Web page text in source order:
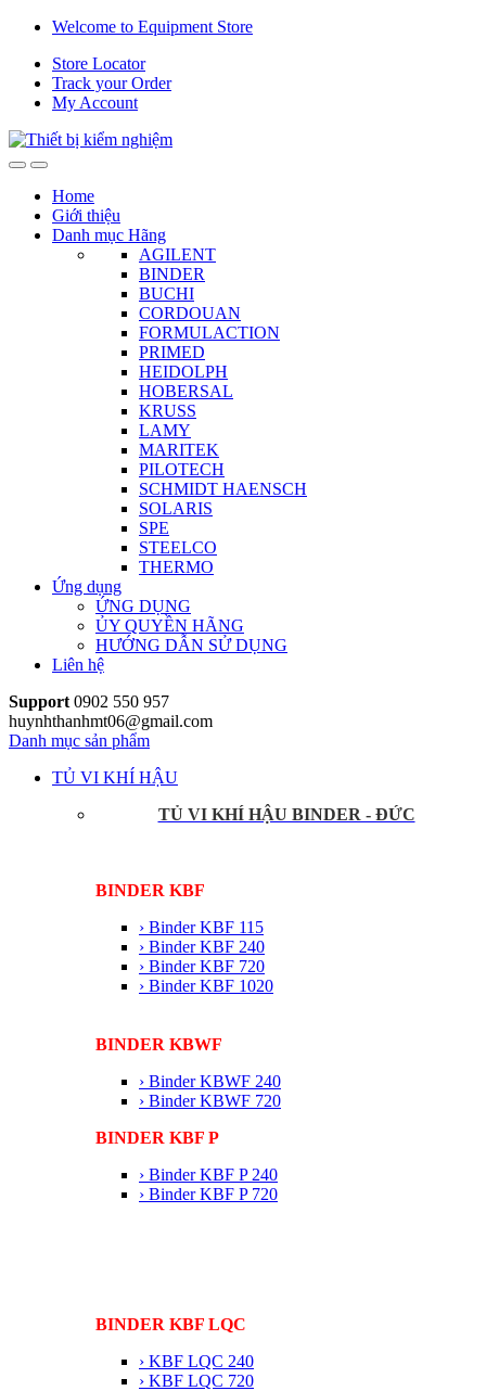
Skip
navigation
Skip
content
Welcome to Equipment Store
Store Locator
Track your Order
My Account
Home
Giới thiệu
Danh mục Hãng
AGILENT
BINDER
BUCHI
CORDOUAN
FORMULACTION
PRIMED
HEIDOLPH
HOBERSAL
KRUSS
LAMY
MARITEK
PILOTECH
SCHMIDT HAENSCH
SOLARIS
SPE
STEELCO
THERMO
Ứng dụng
ỨNG DỤNG
ỦY QUYỀN HÃNG
HƯỚNG DẪN SỬ DỤNG
Liên hệ
Support 0902 550 957
huynhthanhmt06@gmail.com
Danh mục sản phẩm
TỦ VI KHÍ HẬU
TỦ VI KHÍ HẬU BINDER - ĐỨC
BINDER KBF
› Binder KBF 115
› Binder KBF 240
› Binder KBF 720
› Binder KBF 1020
BINDER KBWF
› Binder KBWF 240
› Binder KBWF 720
BINDER KBF P
› Binder KBF P 240
› Binder KBF P 720
BINDER KBF LQC
› KBF LQC 240
› KBF LQC 720